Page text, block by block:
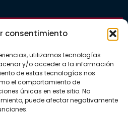
consentimiento
utilizamos tecnologías
y/o acceder a la información
de estas tecnologías nos
el comportamiento de
únicas en este sitio. No
puede afectar negativamente